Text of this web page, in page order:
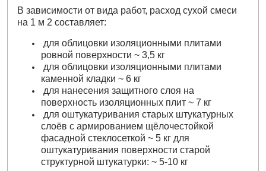
В зависимости от вида работ, расход сухой смеси
на 1 м 2 составляет:
для облицовки изоляционными плитами
ровной поверхности ~ 3,5 кг
для облицовки изоляционными плитами
каменной кладки ~ 6 кг
для нанесения защитного слоя на
поверхность изоляционных плит ~ 7 кг
для оштукатуривания старых штукатурных
слоёв с армированием щёлочестойкой
фасадной стеклосеткой ~ 5 кг для
оштукатуривания поверхности старой
структурной штукатурки: ~ 5-10 кг